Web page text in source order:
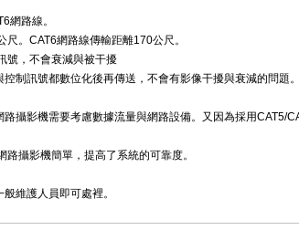
網路線。
。CAT6網路線傳輸距離170公尺。
號，不會衰減與被干擾
制訊號都數位化後再傳送，不會有影像干擾與衰減的問題。
攝影機需要考慮數據流量與網路設備。又因為採用CAT5/
攝影機簡單，提高了系統的可靠度。
維護人員即可處裡。